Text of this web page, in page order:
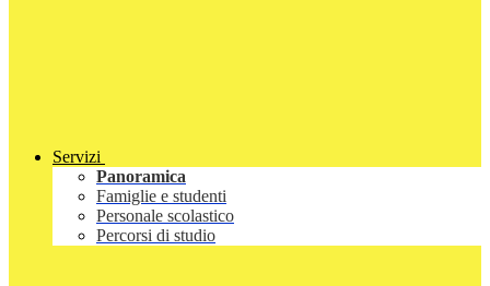
Servizi
Panoramica
Famiglie e studenti
Personale scolastico
Percorsi di studio